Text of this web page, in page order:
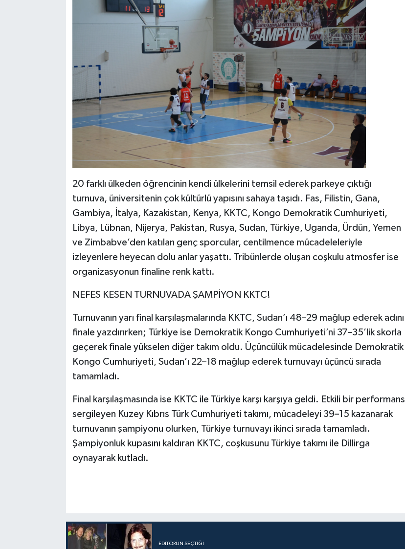
20 farklı ülkeden öğrencinin kendi ülkelerini temsil ederek parkeye çıktığı
turnuva, üniversitenin çok kültürlü yapısını sahaya taşıdı. Fas, Filistin, Gana,
Gambiya, İtalya, Kazakistan, Kenya, KKTC, Kongo Demokratik Cumhuriyeti,
Libya, Lübnan, Nijerya, Pakistan, Rusya, Sudan, Türkiye, Uganda, Ürdün, Yemen
ve Zimbabve’den katılan genç sporcular, centilmence mücadeleleriyle
izleyenlere heyecan dolu anlar yaşattı. Tribünlerde oluşan coşkulu atmosfer ise
organizasyonun finaline renk kattı.
NEFES KESEN TURNUVADA ŞAMPİYON KKTC!
Turnuvanın yarı final karşılaşmalarında KKTC, Sudan’ı 48–29 mağlup ederek adını
finale yazdırırken; Türkiye ise Demokratik Kongo Cumhuriyeti’ni 37–35’lik skorla
geçerek finale yükselen diğer takım oldu. Üçüncülük mücadelesinde Demokratik
Kongo Cumhuriyeti, Sudan’ı 22–18 mağlup ederek turnuvayı üçüncü sırada
tamamladı.
Final karşılaşmasında ise KKTC ile Türkiye karşı karşıya geldi. Etkili bir performans
sergileyen Kuzey Kıbrıs Türk Cumhuriyeti takımı, mücadeleyi 39–15 kazanarak
turnuvanın şampiyonu olurken, Türkiye turnuvayı ikinci sırada tamamladı.
Şampiyonluk kupasını kaldıran KKTC, coşkusunu Türkiye takımı ile Dillirga
oynayarak kutladı.
EDITÖRÜN SEÇTIĞI